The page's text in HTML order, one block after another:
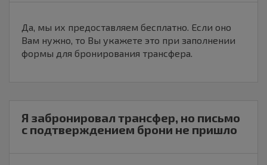
Да, мы их предоставляем бесплатно. Если оно
Вам нужно, то Вы укажете это при заполнении
формы для бронирования трансфера.
Я забронировал трансфер, но письмо
с подтверждением брони не пришло